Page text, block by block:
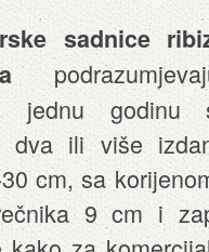
sadnice
jednu
dva ili više
cm, sa
9 cm i